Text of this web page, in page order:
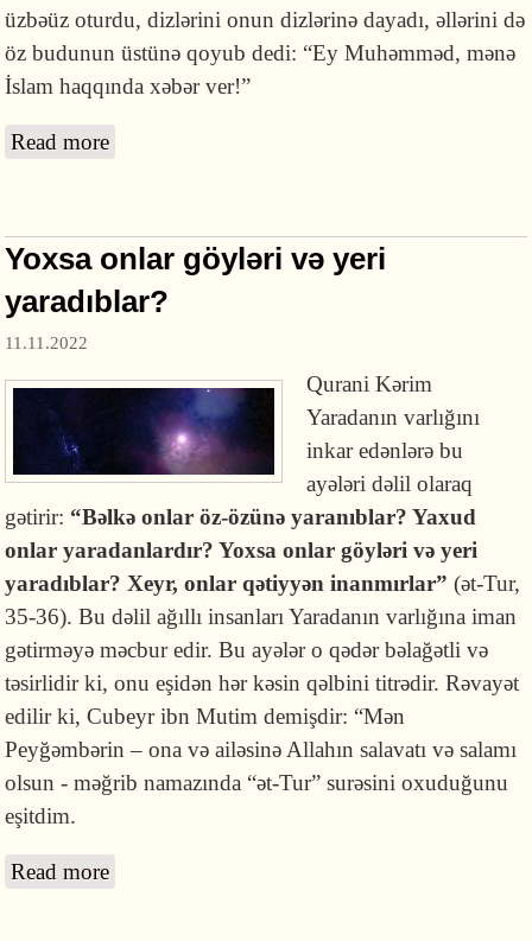
üzbəüz oturdu, dizlərini onun dizlərinə dayadı, əllərini də
öz budunun üstünə qoyub dedi: “Ey Muhəmməd, mənə
İslam haqqında xəbər ver!”
Read more
Yoxsa onlar göyləri və yeri
yaradıblar?
11.11.2022
Qurani Kərim
Yaradanın varlığını
inkar edənlərə bu
ayələri dəlil olaraq
gətirir: “Bəlkə onlar öz-özünə yaranıblar? Yaxud
onlar yaradanlardır? Yoxsa onlar göyləri və yeri
yaradıblar? Xeyr, onlar qətiyyən inanmırlar” (ət-Tur,
35-36). Bu dəlil ağıllı insanları Yaradanın varlığına iman
gətirməyə məcbur edir. Bu ayələr o qədər bəlağətli və
təsirlidir ki, onu eşidən hər kəsin qəlbini titrədir. Rəvayət
edilir ki, Cubeyr ibn Mutim demişdir: “Mən
Peyğəmbərin – ona və ailəsinə Allahın salavatı və salamı
olsun - məğrib namazında “ət-Tur” surəsini oxuduğunu
eşitdim.
Read more